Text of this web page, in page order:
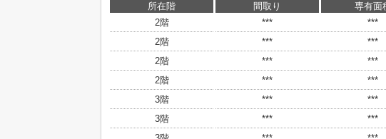
所在階 間取り 専有面
2階
*** ***
2階
*** ***
2階
*** ***
2階
*** ***
3階
*** ***
3階
*** ***